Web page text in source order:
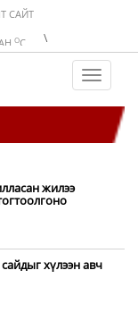
САЙТ
OC
OC
\
Toggle
жилээ
хүлээн авч